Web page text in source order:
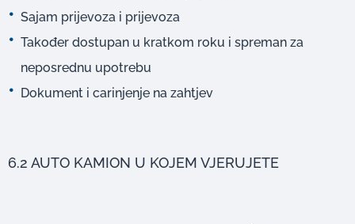
Sajam prijevoza i prijevoza
Također dostupan u kratkom roku i spreman za
neposrednu upotrebu
Dokument i carinjenje na zahtjev
6.2 AUTO KAMION U KOJEM VJERUJETE